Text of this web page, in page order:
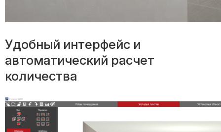
Удобный интерфейс и
автоматический расчет
количества